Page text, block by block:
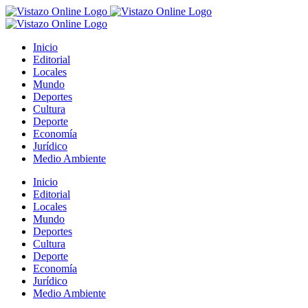
Saltar
al
Inicio
Editorial
Locales
Mundo
Deportes
Cultura
Deporte
Economía
Jurídico
Medio Ambiente
Inicio
Editorial
Locales
Mundo
Deportes
Cultura
Deporte
Economía
Jurídico
Medio Ambiente